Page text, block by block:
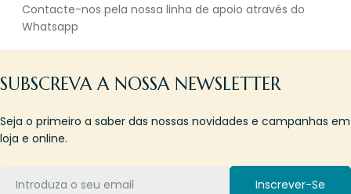
Contacte-nos pela nossa linha de apoio através do
Whatsapp
SUBSCREVA A NOSSA NEWSLETTER
Seja o primeiro a saber das nossas novidades e campanhas em
loja e online.
Inscrever-Se